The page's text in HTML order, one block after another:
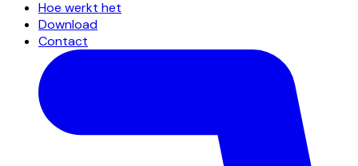
Hoe werkt het
Download
Contact